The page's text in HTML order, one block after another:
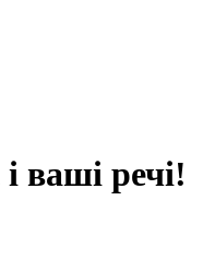
ваші речі!